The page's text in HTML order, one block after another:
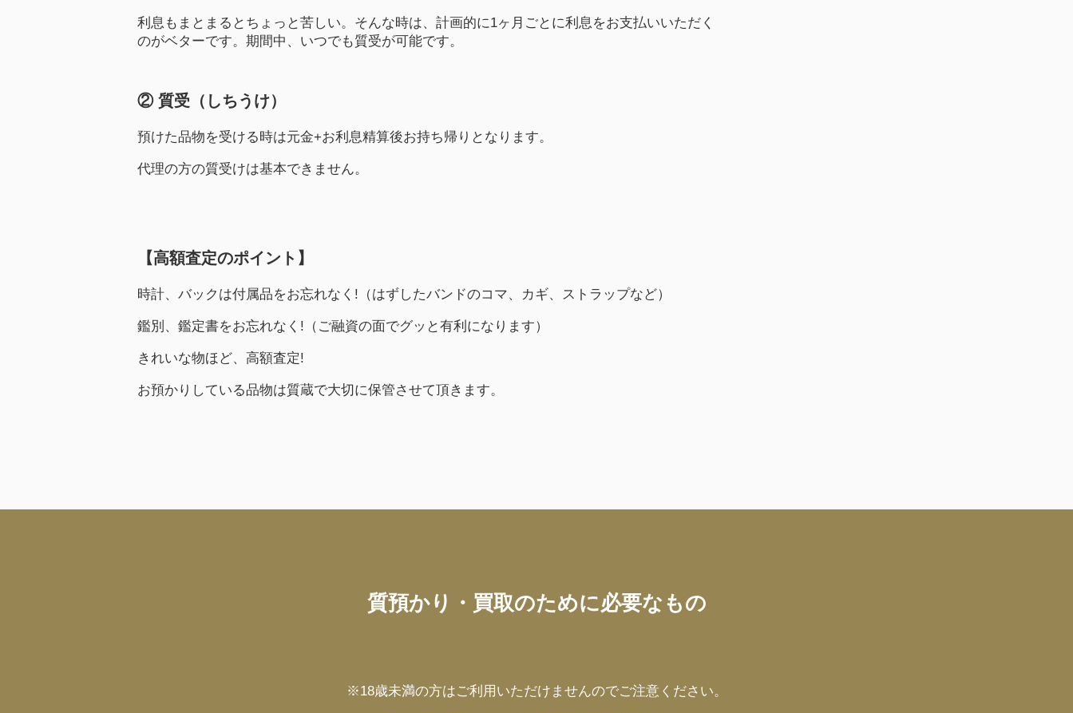
利息もまとまるとちょっと苦しい。そんな時は、計画的に1ヶ月ごとに利息をお支払いいただく
のがベターです。期間中、いつでも質受が可能です。
② 質受（しちうけ）
預けた品物を受ける時は元金+お利息精算後お持ち帰りとなります。
代理の方の質受けは基本できません。
【高額査定のポイント】
時計、バックは付属品をお忘れなく!（はずしたバンドのコマ、カギ、ストラップなど）
鑑別、鑑定書をお忘れなく!（ご融資の面でグッと有利になります）
きれいな物ほど、高額査定!
お預かりしている品物は質蔵で大切に保管させて頂きます。
質預かり・買取のために必要なもの
※18歳未満の方はご利用いただけませんのでご注意ください。